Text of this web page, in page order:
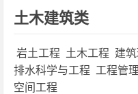
土木建筑类
岩土工程 土木工程 建
排水科学与工程 工程管理
空间工程